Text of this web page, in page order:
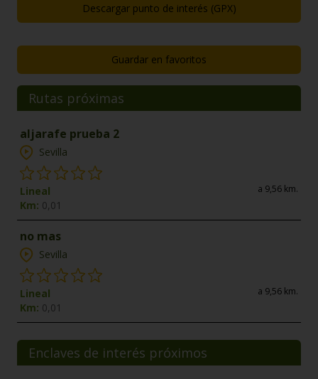
Descargar punto de interés (GPX)
Guardar en favoritos
Rutas próximas
aljarafe prueba 2
Sevilla
Lineal
Km: 0,01
a 9,56 km.
no mas
Sevilla
Lineal
Km: 0,01
a 9,56 km.
Enclaves de interés próximos